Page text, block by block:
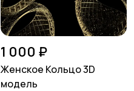
1 000 ₽
Женское Кольцо 3D
модель